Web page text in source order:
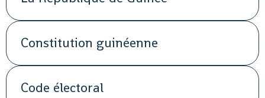
Constitution guinéenne
Code électoral